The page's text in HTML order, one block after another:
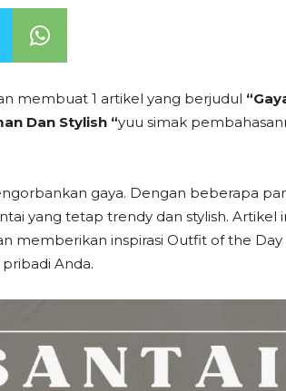
membuat 1 artikel yang berjudul
Dan Stylish “yuu simak
gaya. Dengan beberapa
yang tetap trendy dan stylish. Artikel
memberikan inspirasi Outfit of the Day
Anda.